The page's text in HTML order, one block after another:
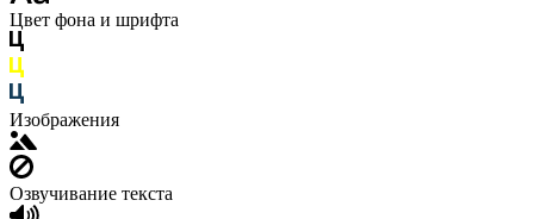
Цвет фона и шрифта
Изображения
Озвучивание текста